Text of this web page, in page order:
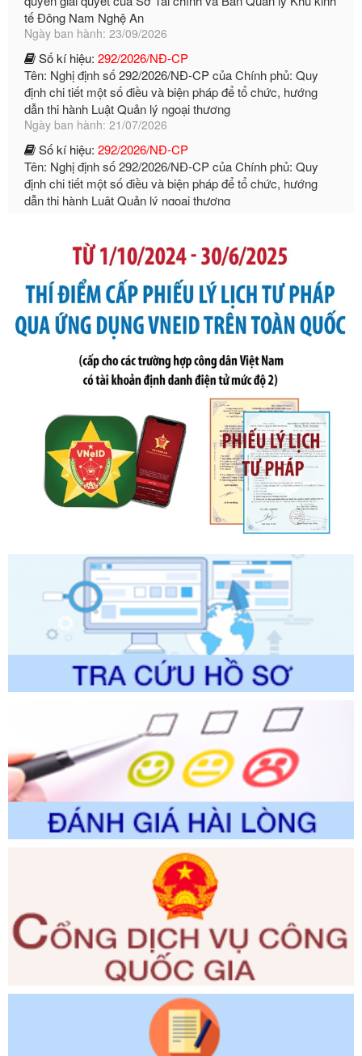
Số kí hiệu: 292/2026/NĐ-CP
Tên: Nghị định số 292/2026/NĐ-CP của Chính phủ: Quy
định chi tiết một số điều và biện pháp để tổ chức, hướng
dẫn thi hành Luật Quản lý ngoại thương
Ngày ban hành: 21/07/2026
Số kí hiệu: 292/2026/NĐ-CP
Tên: Nghị định số 292/2026/NĐ-CP của Chính phủ: Quy
định chi tiết một số điều và biện pháp để tổ chức, hướng
dẫn thi hành Luật Quản lý ngoại thương
Ngày ban hành: 21/07/2026
Số kí hiệu: 105/2026/TT-BTC
2019 của Bộ trưởng Bộ Tài chính hướng dẫn thực hiện xử
phạt vi phạm hành chính trong lĩnh vực kho bạc nhà nước
Ngày ban hành: 21/07/2026
Số kí hiệu:291/2026/NĐ-CP
Tên: Nghị định số 291/2026/NĐ-CP của Chính phủ: Sửa
đổi, bổ sung một số điều của Nghị định số 125/2020/NĐ-СР
ngày 19 tháng 10 năm 2020 của Chính phủ quy định xử
phạt vi phạm hành chính về thuế, hóa đơn được sửa đổi, bổ
sung bởi Nghị định số 102/2021/NĐ-CP
Số kí hiệu:2303/QĐ-UBND
Tên: Quyết định công bố Danh mục thủ tục hành chính mới
ban hành, được sửa đổi, bổ sung, bị bãi bỏ và phê duyệt
Quy trình nội bộ, quy trình điện tử giải quyết thủ tục hành
chính trong một số lĩnh vực thuộc phạm vi chức năng quản
Số kí hiệu:2304/QĐ-UBND
Tên: Quyết định công bố Danh mục thủ tục hành chính
được sửa đổi, bổ sung và phê duyệt Quy trình nội bộ, quy
trình điện tử giải quyết thủ tục hành chính trong lĩnh vực Du
lịch thuộc phạm vi chức năng quản lý của Sở Văn hóa, Thể
thao và Du lịch
Ngày ban hành: 01/06/2026
Số kí hiệu:2310/QĐ-UBND
đổi, bổ sung và phê duyệt Quy trình nội bộ, quy trình điện tử
trong giải quyết thủtục hành chính lĩnh vực biến đổi khí hậu
thuộc phạm vi giải quyết của Sở Nông nghiệp và Môi
trường
Ngày ban hành: 01/06/2026
Số kí hiệu:2300/QĐ-UBND
Tên: V/v công bố danh mục thủ tục hành chính được sửa
đổi, bổ sung và phê duyệt quy trình nội bộ, quy trình điện tử
giải quyết thủ tục hành chính trong lĩnh vực Luật sư thuộc
phạm vi chức năng quản lý của Sở Tư pháp
Ngày ban hành: 01/06/2026
Số kí hiệu: 351/2025/NĐ-CP
Tên: Nghị định số 351/2025/NĐ-CP của Chính phủ: Quy
định chuẩn nghèo đa chiều quốc gia giai đoạn 2026 - 2030
Ngày ban hành: 29/12/2026
Số kí hiệu:3014/QĐ-UBND
Tên: Quyết định về việc công bố danh mục thủ tục hành
chính ban hành mới, sửa đổi bổ sung trong lĩnh vực hỗ trợ
đầu tư, lĩnh vực đấu thầu lựa chọn nhà thầu thuộc thẩm